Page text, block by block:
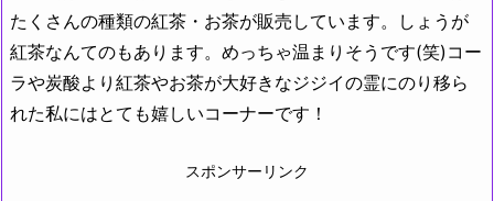
たくさんの種類の紅茶・お茶が販売しています。しょうが
紅茶なんてのもあります。めっちゃ温まりそうです(笑)コー
ラや炭酸より紅茶やお茶が大好きなジジイの霊にのり移ら
れた私にはとても嬉しいコーナーです！
スポンサーリンク